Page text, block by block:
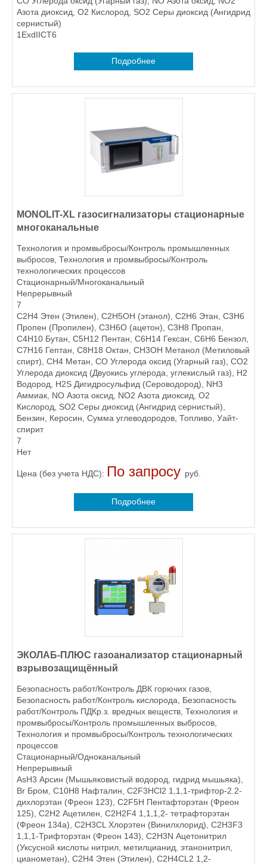
Азота диоксид, O2 Кислород, SO2 Серы диоксид (Ангидрид
сернистый)
1ExdIICT6
Подробнее
MONOLIT-XL газосигнализаторы стационарные
многоканальные
Технология и промвыбросы/Контроль промышленных
выбросов, Технология и промвыбросы/Контроль
технологических процессов
Стационарный/Многоканальный
Непрерывный
7
C2H4 Этен (Этилен), C2H5OH (этанол), C2H6 Этан, C3H6
Пропен (Пропилен), C3H6O (ацетон), C3H8 Пропан,
C4H10 Бутан, C5H12 Пентан, C6H14 Гексан, C6H6 Бензол,
C7H16 Гептан, C8H18 Октан, CH3OH Метанол (Метиловый
спирт), CH4 Метан, CO Углерода оксид (Угарный газ), CO2
Углерода диоксид (Двуокись углерода, углекислый газ), H2
Водород, H2S Дигидросульфид (Сероводород), NH3
Аммиак, NO Азота оксид, NO2 Азота диоксид, O2
Кислород, SO2 Серы диоксид (Ангидрид сернистый),
Бензин, Керосин, Сумма углеводородов, Топливо, Уайт-
спирит
7
Нет
Цена (без учета НДС): По запросу руб.
Подробнее
ЭКОЛАБ-ПЛЮС газоанализатор стационарный
взрывозащищённый
Безопасность работ/Контроль ДВК горючих газов,
Безопасность работ/Контроль кислорода, Безопасность
работ/Контроль ПДКр.з. вредных веществ, Технология и
промвыбросы/Контроль промышленных выбросов,
Технология и промвыбросы/Контроль технологических
процессов
Стационарный/Одноканальный
Непрерывный
AsH3 Арсин (Мышьяковистый водород, гидрид мышьяка),
Br Бром, C10H8 Нафталин, C2F3HCl2 1,1,1-трифтор-2.2-
дихлорэтан (Фреон 123), C2F5Н Пентафторэтан (Фреон
125), C2H2 Ацетилен, C2H2F4 1,1,1,2- тетрафторэтан
(Фреон 134а), C2H3CL Хлорэтен (Винилхлорид), C2H3F3
1,1,1-Трифторэтан (Фреон 143), C2H3N Ацетонитрил
(Уксусной кислоты нитрил, метилцианид, этанонитрил,
цианометан), C2H4 Этен (Этилен), C2H4CL2 1,2-